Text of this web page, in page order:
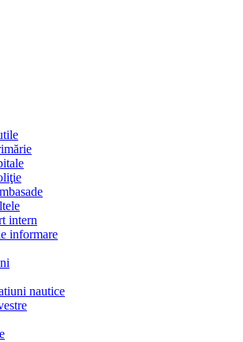
intern
informare
nautice